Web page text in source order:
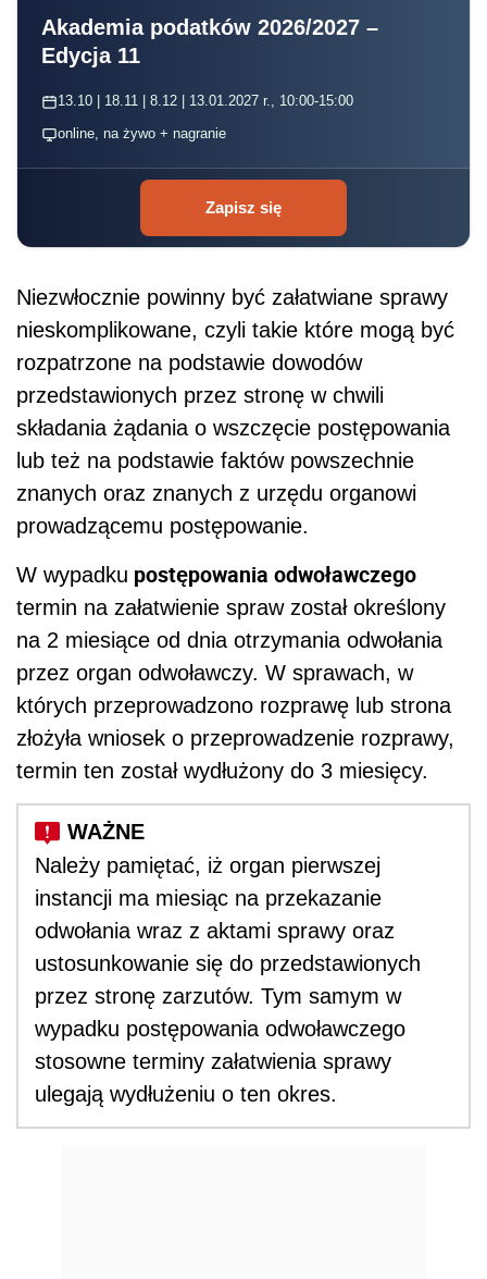
Akademia podatków 2026/2027 –
Edycja 11
13.10 | 18.11 | 8.12 | 13.01.2027 r., 10:00-15:00
online, na żywo + nagranie
Zapisz się
Niezwłocznie powinny być załatwiane sprawy
nieskomplikowane, czyli takie które mogą być
rozpatrzone na podstawie dowodów
przedstawionych przez stronę w chwili
składania żądania o wszczęcie postępowania
lub też na podstawie faktów powszechnie
znanych oraz znanych z urzędu organowi
prowadzącemu postępowanie.
W wypadku postępowania odwoławczego
termin na załatwienie spraw został określony
na 2 miesiące od dnia otrzymania odwołania
przez organ odwoławczy. W sprawach, w
których przeprowadzono rozprawę lub strona
złożyła wniosek o przeprowadzenie rozprawy,
termin ten został wydłużony do 3 miesięcy.
Należy pamiętać, iż organ pierwszej
instancji ma miesiąc na przekazanie
odwołania wraz z aktami sprawy oraz
ustosunkowanie się do przedstawionych
przez stronę zarzutów. Tym samym w
wypadku postępowania odwoławczego
stosowne terminy załatwienia sprawy
ulegają wydłużeniu o ten okres.